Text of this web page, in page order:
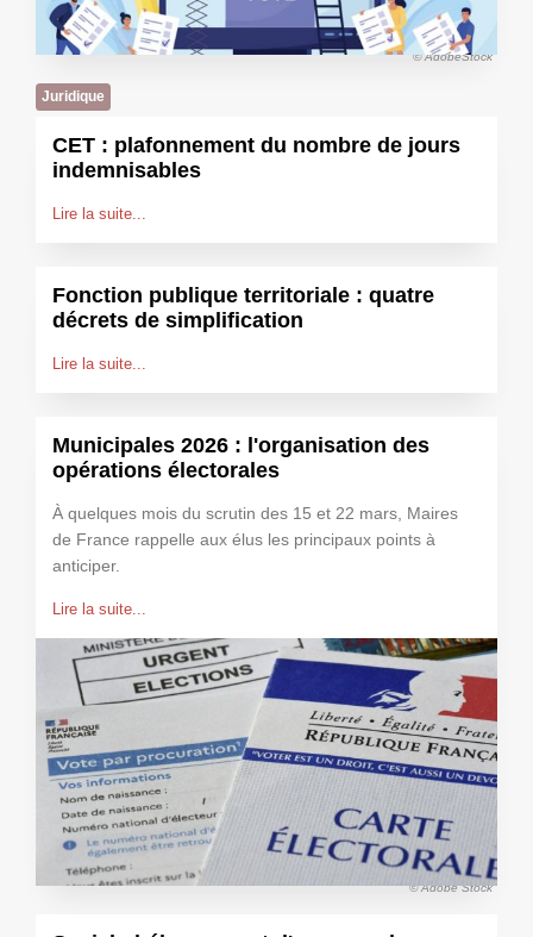
© AdobeStock
Juridique
CET : plafonnement du nombre de jours
indemnisables
Lire la suite...
Fonction publique territoriale : quatre
décrets de simplification
Lire la suite...
Municipales 2026 : l'organisation des
opérations électorales
À quelques mois du scrutin des 15 et 22 mars, Maires
de France rappelle aux élus les principaux points à
anticiper.
Lire la suite...
© Adobe Stock